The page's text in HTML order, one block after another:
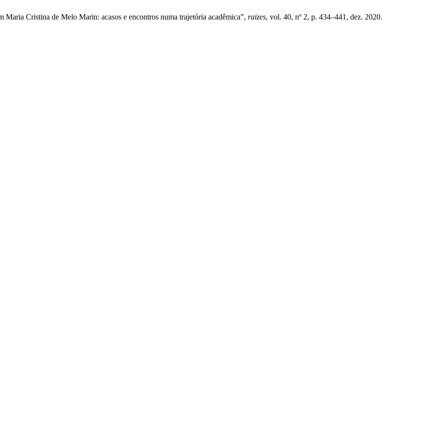
Cristina de Melo Marin: acasos e encontros numa trajetória acadêmica”, raizes, vol. 40, nº 2, p. 434–441, dez. 2020.